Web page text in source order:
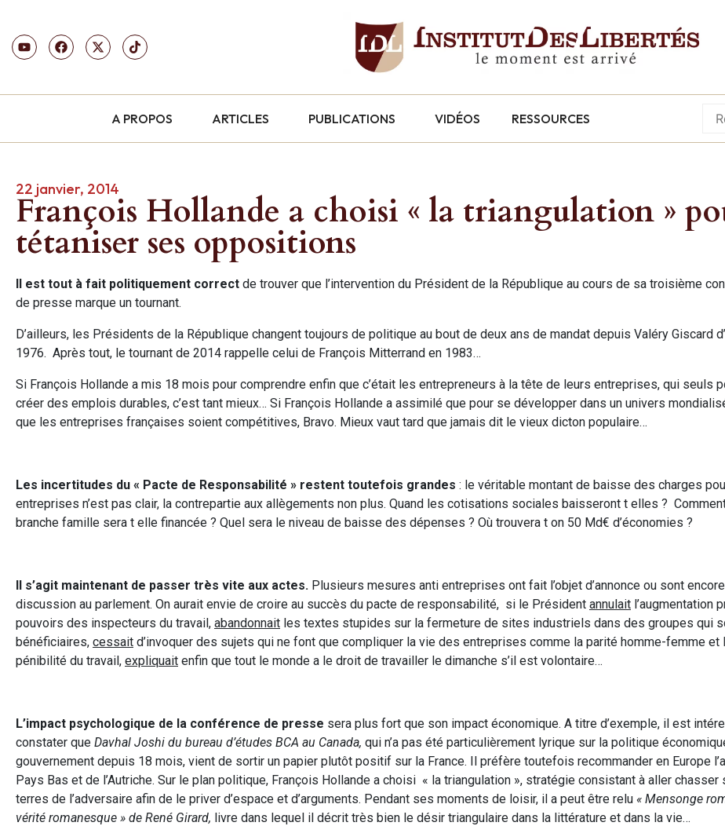
A PROPOS ARTICLES PUBLICATIONS VIDÉOS RESSOURCES
22 janvier, 2014
François Hollande a choisi « la triangulation »
tétaniser ses oppositions
Il est tout à fait politiquement correct de trouver que l’intervention du Président de la République au cours de sa troisième
de presse marque un tournant.
D’ailleurs, les Présidents de la République changent toujours de politique au bout de deux ans de mandat depuis Valéry Giscard
1976. Après tout, le tournant de 2014 rappelle celui de François Mitterrand en 1983…
Si François Hollande a mis 18 mois pour comprendre enfin que c’était les entrepreneurs à la tête de leurs entreprises, qui seuls
créer des emplois durables, c’est tant mieux… Si François Hollande a assimilé que pour se développer dans un univers
que les entreprises françaises soient compétitives, Bravo. Mieux vaut tard que jamais dit le vieux dicton populaire…
Les incertitudes du « Pacte de Responsabilité » restent toutefois grandes : le véritable montant de baisse des charges
entreprises n’est pas clair, la contrepartie aux allègements non plus. Quand les cotisations sociales baisseront t elles ?
branche famille sera t elle financée ? Quel sera le niveau de baisse des dépenses ? Où trouvera t on 50 Md€ d’économies ?
Il s’agit maintenant de passer très vite aux actes. Plusieurs mesures anti entreprises ont fait l’objet d’annonce ou sont
discussion au parlement. On aurait envie de croire au succès du pacte de responsabilité, si le Président annulait l’augmentation
pouvoirs des inspecteurs du travail, abandonnait les textes stupides sur la fermeture de sites industriels dans des groupes qui
bénéficiaires, cessait d’invoquer des sujets qui ne font que compliquer la vie des entreprises comme la parité homme-femme et
pénibilité du travail, expliquait enfin que tout le monde a le droit de travailler le dimanche s’il est volontaire…
L’impact psychologique de la conférence de presse sera plus fort que son impact économique. A titre d’exemple, il est
constater que Davhal Joshi du bureau d’études BCA au Canada, qui n’a pas été particulièrement lyrique sur la politique
gouvernement depuis 18 mois, vient de sortir un papier plutôt positif sur la France. Il préfère toutefois recommander en Europe
Pays Bas et de l’Autriche. Sur le plan politique, François Hollande a choisi « la triangulation », stratégie consistant à aller chasser
terres de l’adversaire afin de le priver d’espace et d’arguments. Pendant ses moments de loisir, il a peut être relu « Mensonge
vérité romanesque » de René Girard, livre dans lequel il décrit très bien le désir triangulaire dans la littérature et dans la vie…